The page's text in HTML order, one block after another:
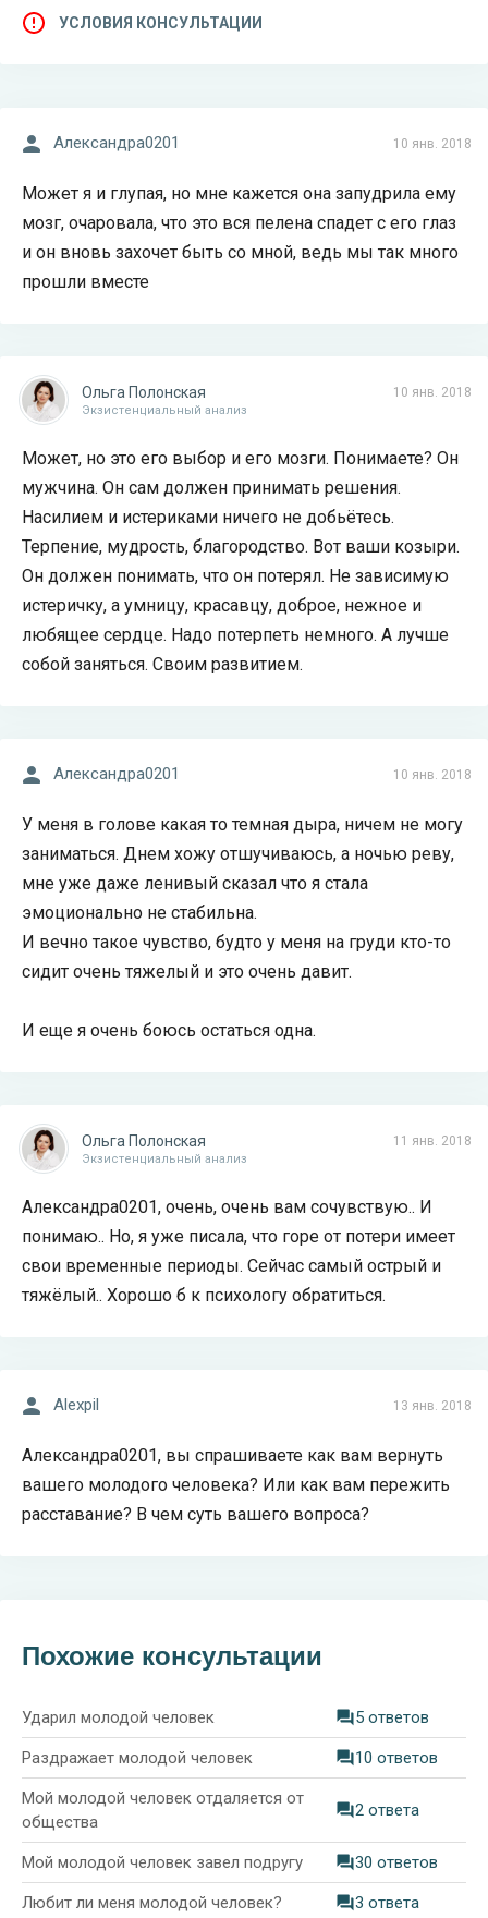
УСЛОВИЯ КОНСУЛЬТАЦИИ
10 янв. 2018
Александра0201
Может я и глупая, но мне кажется она запудрила ему
мозг, очаровала, что это вся пелена спадет с его глаз
и он вновь захочет быть со мной, ведь мы так много
прошли вместе
10 янв. 2018
Ольга Полонская
Экзистенциальный анализ
Может, но это его выбор и его мозги. Понимаете? Он
мужчина. Он сам должен принимать решения.
Насилием и истериками ничего не добьётесь.
Терпение, мудрость, благородство. Вот ваши козыри.
Он должен понимать, что он потерял. Не зависимую
истеричку, а умницу, красавцу, доброе, нежное и
любящее сердце. Надо потерпеть немного. А лучше
собой заняться. Своим развитием.
10 янв. 2018
Александра0201
У меня в голове какая то темная дыра, ничем не могу
заниматься. Днем хожу отшучиваюсь, а ночью реву,
мне уже даже ленивый сказал что я стала
эмоционально не стабильна.
И вечно такое чувство, будто у меня на груди кто-то
сидит очень тяжелый и это очень давит.
И еще я очень боюсь остаться одна.
11 янв. 2018
Ольга Полонская
Экзистенциальный анализ
Александра0201, очень, очень вам сочувствую.. И
понимаю.. Но, я уже писала, что горе от потери имеет
свои временные периоды. Сейчас самый острый и
тяжёлый.. Хорошо б к психологу обратиться.
13 янв. 2018
Alexpil
Александра0201, вы спрашиваете как вам вернуть
вашего молодого человека? Или как вам пережить
расставание? В чем суть вашего вопроса?
Похожие консультации
Ударил молодой человек 5 ответов
Раздражает молодой человек 10 ответов
Мой молодой человек отдаляется от
общества
2 ответа
Мой молодой человек завел подругу 30 ответов
Любит ли меня молодой человек? 3 ответа